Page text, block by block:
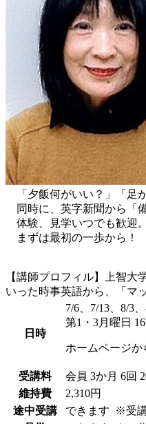
「夕飯何がいい？」「足
同時に、英字新聞から「
体験、見学いつでも歓迎
まずは最初の一歩から！
【講師プロフィル】上智
いった時事英語から、「マ
日時
7/6、7/13、8/3
第1・3月曜日
ホームページか
受講料 会員 3か月 6回
維持費
2,310円
途中受講
できます
※受